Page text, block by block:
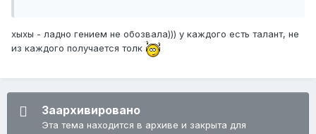
хыхы - ладно гением не обозвала))) у каждого есть талант, не
из каждого получается толк
Заархивировано
Эта тема находится в архиве и закрыта для